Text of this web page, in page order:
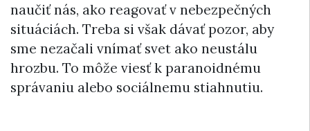
naučiť nás, ako reagovať v nebezpečných
situáciách. Treba si však dávať pozor, aby
sme nezačali vnímať svet ako neustálu
hrozbu. To môže viesť k paranoidnému
správaniu alebo sociálnemu stiahnutiu.